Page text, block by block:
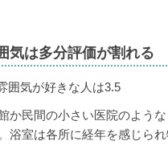
気は多分評価が割れる
囲気が好きな人は3.5
か民間の小さい医院のよう
浴室は各所に経年を感じら